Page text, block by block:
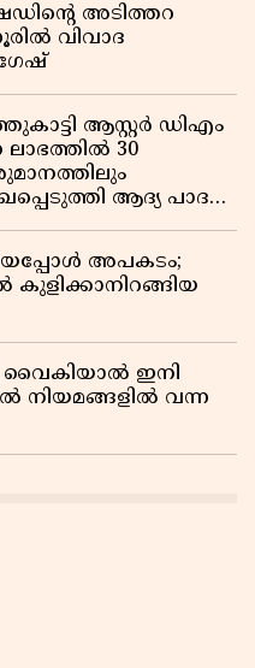
അടിത്തറ
വിവാദ
ആസ്റ്റർ ഡിഎം
ലാഭത്തിൽ 30
ആദ്യ പാദ
അപകടം;
കുളിക്കാനിറങ്ങിയ
ഇനി
നിയമങ്ങളിൽ വന്ന